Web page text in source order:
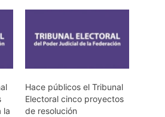
la
Hace públicos el Tribunal
Electoral cinco proyectos
de resolución